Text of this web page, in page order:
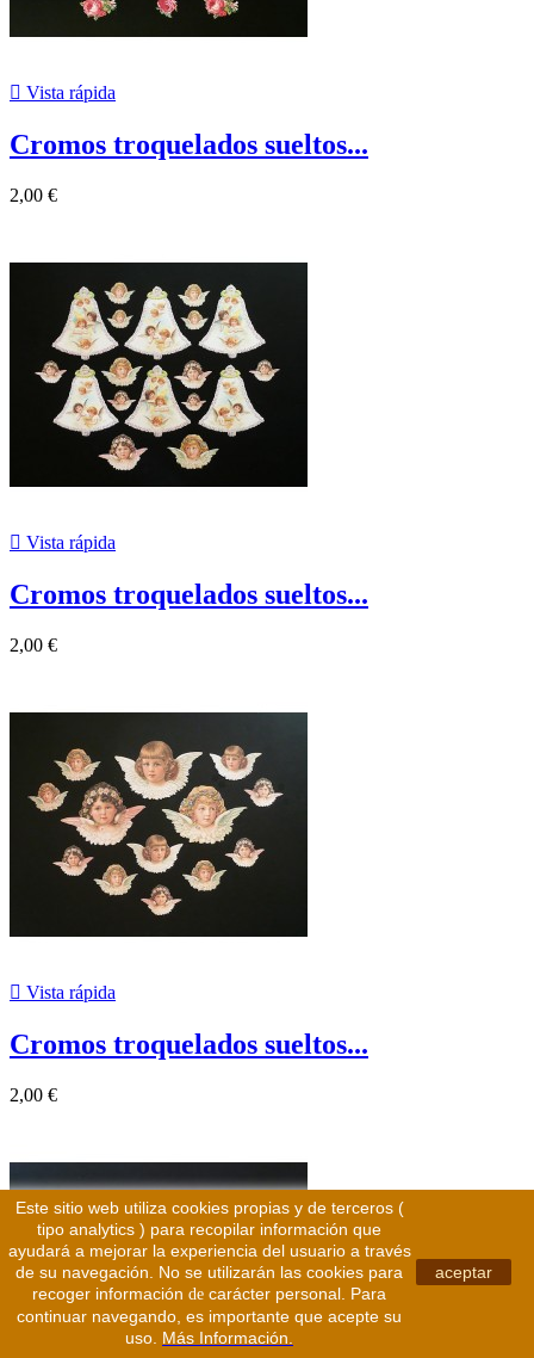
 Vista rápida
Cromos troquelados sueltos...
2,00 €
 Vista rápida
Cromos troquelados sueltos...
2,00 €
 Vista rápida
Cromos troquelados sueltos...
2,00 €
Este sitio web utiliza cookies propias y de terceros (
tipo analytics ) para recopilar información que
ayudará a mejorar la experiencia del usuario a través
de su navegación. No se utilizarán las cookies para
recoger información de carácter personal. Para
continuar navegando, es importante que acepte su
uso. Más Información.
aceptar